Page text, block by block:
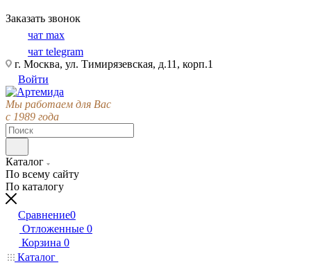
Заказать звонок
чат max
чат telegram
г. Москва, ул. Тимирязевская, д.11, корп.1
Войти
Мы работаем для Вас
с 1989 года
Каталог
По всему сайту
По каталогу
Сравнение0
Отложенные 0
Корзина 0
Каталог